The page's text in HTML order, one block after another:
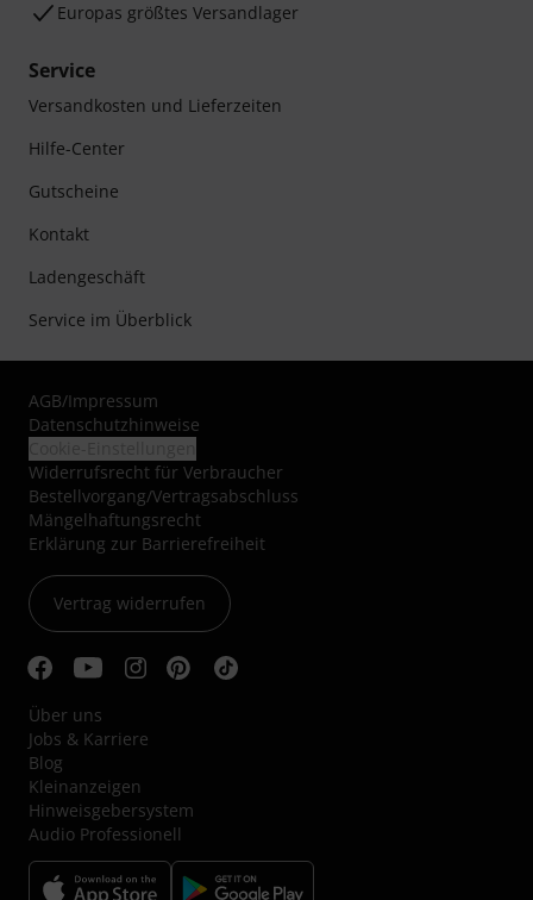
Europas größtes Versandlager
Service
Versandkosten und Lieferzeiten
Hilfe-Center
Gutscheine
Kontakt
Ladengeschäft
Service im Überblick
AGB/Impressum
Datenschutzhinweise
Widerrufsrecht für Verbraucher
Bestellvorgang/Vertragsabschluss
Mängelhaftungsrecht
Erklärung zur Barrierefreiheit
Vertrag widerrufen
Über uns
Jobs & Karriere
Blog
Kleinanzeigen
Hinweisgebersystem
Audio Professionell